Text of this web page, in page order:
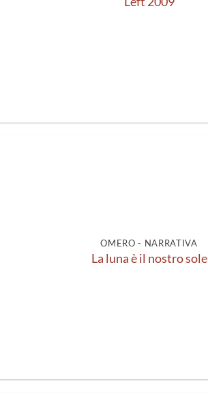
OMERO - NARRATIVA
La luna è il nostro sole